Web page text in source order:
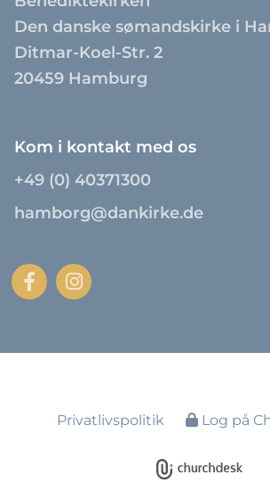
Den danske sømandskirke i
Ditmar-Koel-Str. 2
20459 Hamburg
Kom i kontakt med os
+49 (0) 40371300
hamborg@dankirke.de
Privatlivspolitik Log på